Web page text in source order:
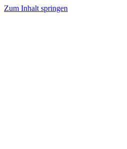
Zum Inhalt springen